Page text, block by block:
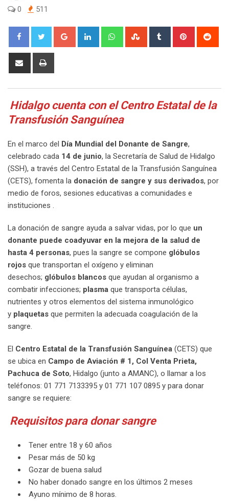
0 511
Google+ LinkedIn WhatsappStumbleUpon
Tumblr Pinterest
Share
Hidalgo cuenta con el Centro Estatal de la
Transfusión Sanguínea
En el marco del Día Mundial del Donante de Sangre,
celebrado cada 14 de junio, la Secretaría de Salud de Hidalgo
(SSH), a través del Centro Estatal de la Transfusión Sanguínea
(CETS), fomenta la donación de sangre y sus derivados, por
medio de foros, sesiones educativas a comunidades e
instituciones .
La donación de sangre ayuda a salvar vidas, por lo que un
donante puede coadyuvar en la mejora de la salud de
hasta 4 personas, pues la sangre se compone glóbulos
rojos que transportan el oxígeno y eliminan
desechos; glóbulos blancos que ayudan al organismo a
combatir infecciones; plasma que transporta células,
nutrientes y otros elementos del sistema inmunológico
y plaquetas que permiten la adecuada coagulación de la
sangre.
El Centro Estatal de la Transfusión Sanguínea (CETS) que
se ubica en Campo de Aviación # 1, Col Venta Prieta,
Pachuca de Soto, Hidalgo (junto a AMANC), o llamar a los
teléfonos: 01 771 7133395 y 01 771 107 0895 y para donar
sangre se requiere:
Requisitos para donar sangre
Tener entre 18 y 60 años
Pesar más de 50 kg
Gozar de buena salud
No haber donado sangre en los últimos 2 meses
Ayuno mínimo de 8 horas.